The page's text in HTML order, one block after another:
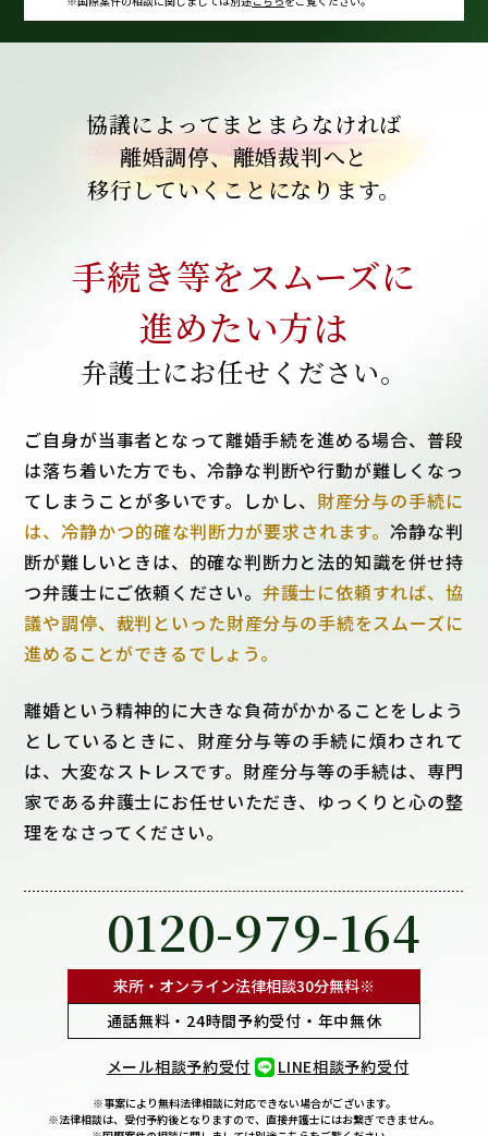
協議によってまとまらなければ
離婚調停、離婚裁判へと
移行していくことになります。
手続き等をスムーズに
進めたい方は
弁護士にお任せください。
ご自身が当事者となって離婚手続を進める場合、普段
は落ち着いた方でも、冷静な判断や行動が難しくなっ
てしまうことが多いです。しかし、 財産分与の手続に
は、冷静かつ的確な判断力が要求されます。冷静な判
断が難しいときは、的確な判断力と法的知識を併せ持
つ弁護士にご依頼ください。 弁護士に依頼すれば、協
議や調停、裁判といった財産分与の手続をスムーズに
進めることができるでしょう。
離婚という精神的に大きな負荷がかかることをしよう
としているときに、財産分与等の手続に煩わされて
は、大変なストレスです。財産分与等の手続は、専門
家である弁護士にお任せいただき、ゆっくりと心の整
理をなさってください。
0120-979-164
来所・オンライン法律相談30分無料※
通話無料・24時間予約受付・年中無休
メール相談予約受付 LINE相談予約受付
※事案により無料法律相談に対応できない場合がございます。
※法律相談は、受付予約後となりますので、 直接弁護士にはお繋ぎできません。